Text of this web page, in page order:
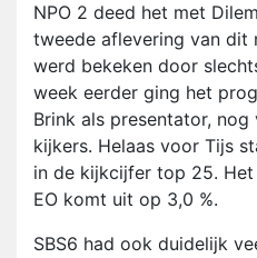
NPO 2 deed het met
tweede aflevering van dit
werd bekeken door
week eerder ging het
Brink als presentator,
kijkers. Helaas voor Tijs
in de kijkcijfer top 25.
EO komt uit op 3,0 %.
SBS6 had ook duidelijk